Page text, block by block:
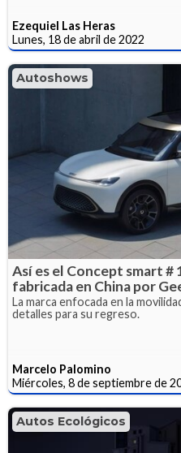
Ezequiel Las Heras
Lunes, 18 de abril de 2022
Autoshows
Así es el Concept smart #
fabricada en China por
La marca enfocada en la
detalles para su regreso.
Marcelo Palomino
Miércoles, 8 de septiembre de
Autos Ecológicos